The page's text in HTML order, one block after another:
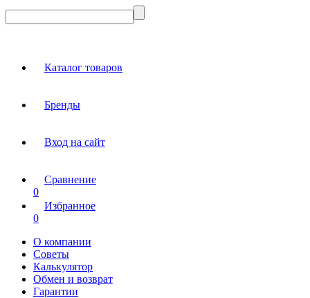
Каталог товаров
Бренды
Вход на сайт
Сравнение
0
Избранное
0
О компании
Советы
Калькулятор
Обмен и возврат
Гарантии